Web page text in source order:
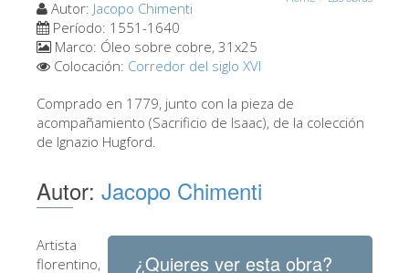
Los comentarios de los visitantes
Contáctenos
Visite los Uffizi
Reserve ahora
Visita virtual
Las salas
Los Artistas
Las nuevas salas
Autor: Jacopo Chimenti
Período: 1551-1640
Marco: Óleo sobre cobre, 31x25
Colocación: Corredor del siglo XVI
Comprado en 1779, junto con la pieza de
acompañamiento (Sacrificio de Isaac), de la colección
de Ignazio Hugford.
Autor: Jacopo Chimenti
¿Quieres ver esta obra?
Artista
florentino,